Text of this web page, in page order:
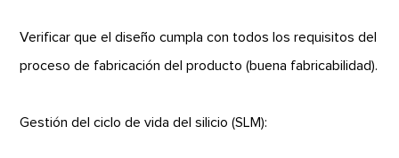
Verificar que el diseño cumpla con todos los requisitos del
proceso de fabricación del producto (buena fabricabilidad).
Gestión del ciclo de vida del silicio (SLM):